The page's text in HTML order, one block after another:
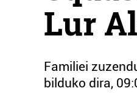
Lur
Familiei
bilduko dira,